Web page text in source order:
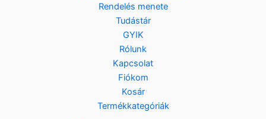
Rendelés menete
Tudástár
GYIK
Rólunk
Kapcsolat
Fiókom
Kosár
Termékkategóriák